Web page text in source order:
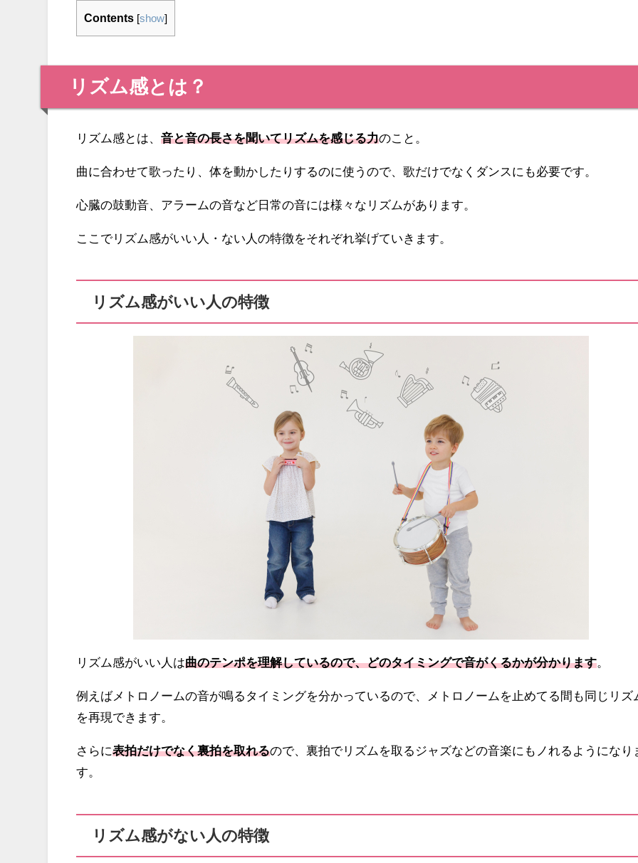
Contents [show]
リズム感とは？
リズム感とは、音と音の長さを聞いてリズムを感じる力のこと。
曲に合わせて歌ったり、体を動かしたりするのに使うので、歌だけでなくダンスにも必要です。
心臓の鼓動音、アラームの音など日常の音には様々なリズムがあります。
ここでリズム感がいい人・ない人の特徴をそれぞれ挙げていきます。
リズム感がいい人の特徴
リズム感がいい人は曲のテンポを理解しているので、どのタイミングで音がくるかが分かります
例えばメトロノームの音が鳴るタイミングを分かっているので、メトロノームを止めてる間も同じリズ
を再現できます。
さらに表拍だけでなく裏拍を取れるので、裏拍でリズムを取るジャズなどの音楽にもノれるようになり
す。
リズム感がない人の特徴